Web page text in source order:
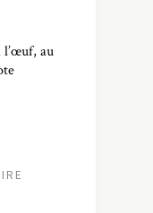
l’œuf, au